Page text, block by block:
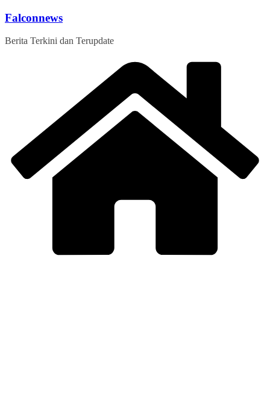
Skip
content
Falconnews
Berita Terkini dan Terupdate